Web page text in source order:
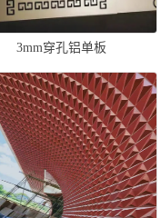
3mm穿孔铝单板